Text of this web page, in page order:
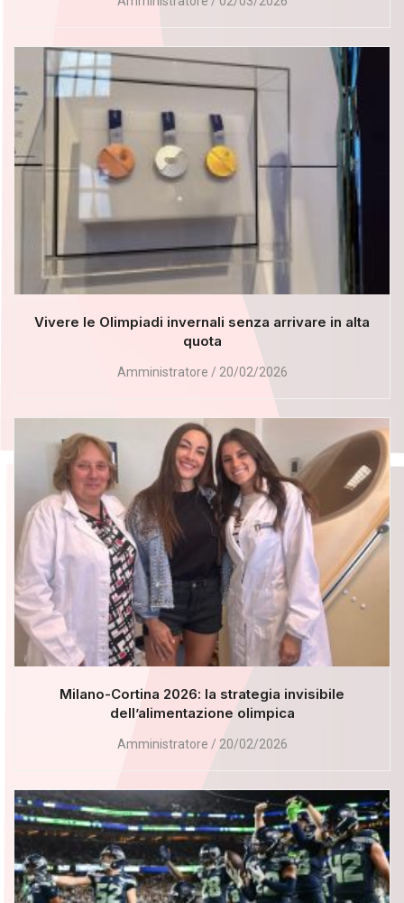
Vivere le Olimpiadi invernali senza arrivare in alta
quota
Amministratore 20/02/2026
Milano-Cortina 2026: la strategia invisibile
dell’alimentazione olimpica
Amministratore 20/02/2026